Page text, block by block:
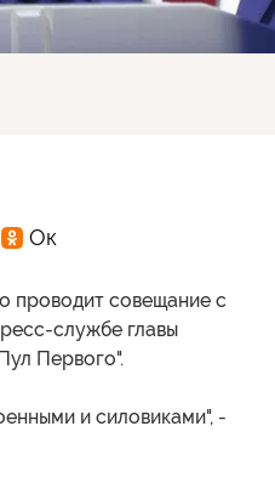
проводит совещание с
службе главы
Первого".
и силовиками", -